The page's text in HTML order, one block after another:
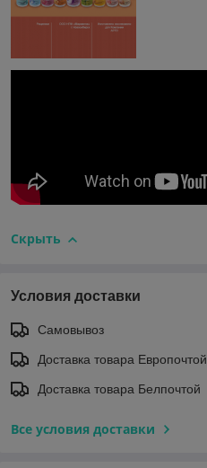
Скрыть
Условия доставки
Самовывоз
Доставка товара Европочтой
Доставка товара Белпочтой
Все условия доставки